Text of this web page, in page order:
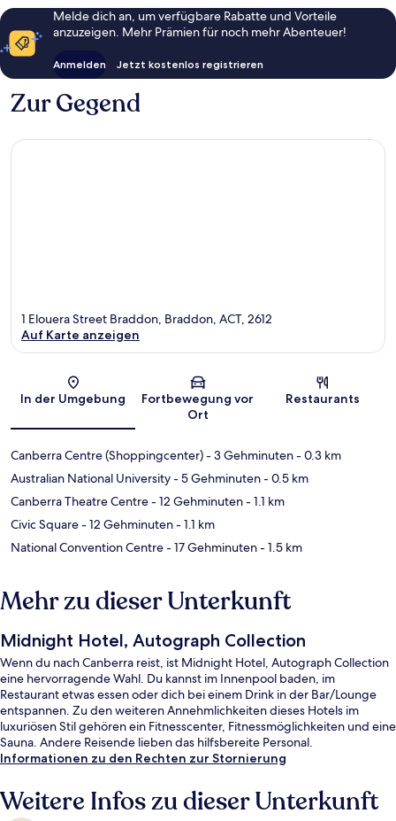
Melde dich an, um verfügbare Rabatte und Vorteile
anzuzeigen. Mehr Prämien für noch mehr Abenteuer!
Anmelden Jetzt kostenlos registrieren
Zur Gegend
Karte
1 Elouera Street Braddon, Braddon, ACT, 2612
Auf Karte anzeigen
In der Umgebung
Fortbewegung vor
Ort
Restaurants
Canberra Centre (Shoppingcenter)- 3 Gehminuten- 0.3 km
Australian National University- 5 Gehminuten- 0.5 km
Canberra Theatre Centre- 12 Gehminuten- 1.1 km
Civic Square- 12 Gehminuten- 1.1 km
National Convention Centre- 17 Gehminuten- 1.5 km
Mehr zu dieser Unterkunft
Midnight Hotel, Autograph Collection
Wenn du nach Canberra reist, ist Midnight Hotel, Autograph Collection
eine hervorragende Wahl. Du kannst im Innenpool baden, im
Restaurant etwas essen oder dich bei einem Drink in der Bar/Lounge
entspannen. Zu den weiteren Annehmlichkeiten dieses Hotels im
luxuriösen Stil gehören ein Fitnesscenter, Fitnessmöglichkeiten und eine
Sauna. Andere Reisende lieben das hilfsbereite Personal.
Informationen zu den Rechten zur Stornierung
Weitere Infos zu dieser Unterkunft